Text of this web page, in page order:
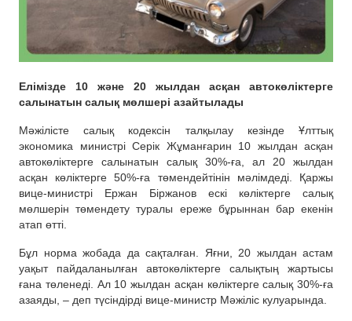
Елімізде 10 және 20 жылдан асқан автокөліктерге
салынатын салық мөлшері азайтылады
Мәжілісте салық кодексін талқылау кезінде Ұлттық
экономика министрі Серік Жұманғарин 10 жылдан асқан
автокөліктерге салынатын салық 30%-ға, ал 20 жылдан
асқан көліктерге 50%-ға төмендейтінін мәлімдеді. Қаржы
вице-министрі Ержан Біржанов ескі көліктерге салық
мөлшерін төмендету туралы ереже бұрыннан бар екенін
атап өтті.
Бұл норма жобада да сақталған. Яғни, 20 жылдан астам
уақыт пайдаланылған автокөліктерге салықтың жартысы
ғана төленеді. Ал 10 жылдан асқан көліктерге салық 30%-ға
азаяды, – деп түсіндірді вице-министр Мәжіліс кулуарында.